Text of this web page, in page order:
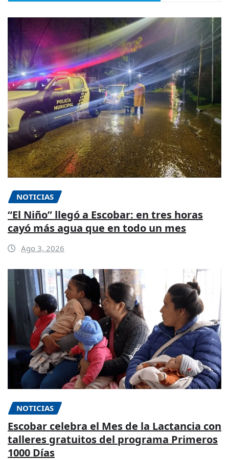
NOTICIAS
“El Niño” llegó a Escobar: en tres horas
cayó más agua que en todo un mes
Ago 3, 2026
NOTICIAS
Escobar celebra el Mes de la Lactancia con
talleres gratuitos del programa Primeros
1000 Días